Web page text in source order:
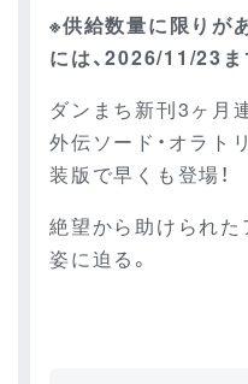
※供給数量に限りが
には、2026/11/23ま
ダンまち新刊3ヶ月
外伝ソード・オラト
装版で早くも登場！
絶望から助けられ
姿に迫る。